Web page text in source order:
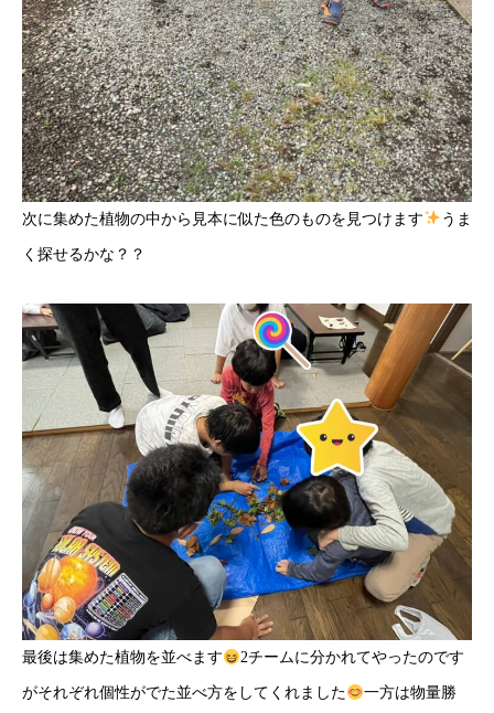
次に集めた植物の中から見本に似た色のものを見つけます うま
く探せるかな？？
最後は集めた植物を並べます 2チームに分かれてやったのです
がそれぞれ個性がでた並べ方をしてくれました 一方は物量勝